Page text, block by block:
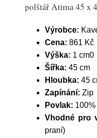
polštář Atima 45 x
Výrobce:
Cena: 861 Kč
Výška: 1 cm0
Šířka: 45 cm
Hloubka: 45
Zapínání: Zip
Povlak:
Vhodné pro
praní)